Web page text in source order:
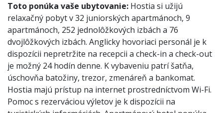
Toto ponúka vaše ubytovanie: Hostia si užijú
relaxačný pobyt v 32 juniorských apartmánoch, 9
apartmánoch, 252 jednolôžkových izbách a 76
dvojlôžkových izbách. Anglicky hovoriaci personál je k
dispozícii nepretržite na recepcii a check-in a check-out
je možný 24 hodín denne. K vybaveniu patrí šatňa,
úschovňa batožiny, trezor, zmenáreň a bankomat.
Hostia majú prístup na internet prostredníctvom Wi-Fi.
Pomoc s rezerváciou výletov je k dispozícii na